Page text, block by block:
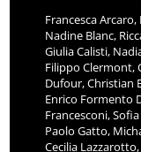
Francesca
Nadine Blanc,
Giulia Calisti,
Filippo Clermont,
Dufour, Christian
Enrico Formento
Francesconi,
Paolo Gatto,
Cecilia